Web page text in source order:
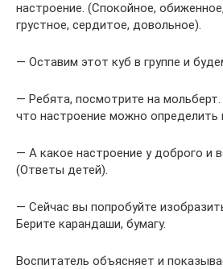
настроение. (Спокойное,
грустное, сердитое, довольное).
— Оставим этот куб в группе и
— Ребята, посмотрите на мольберт.
что настроение можно определить
— А какое настроение у доброго и
(Ответы детей).
— Сейчас вы попробуйте
Берите карандаши, бумагу.
Воспитатель объясняет и